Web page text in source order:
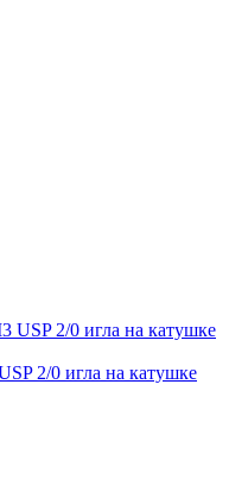
2/0 игла на катушке